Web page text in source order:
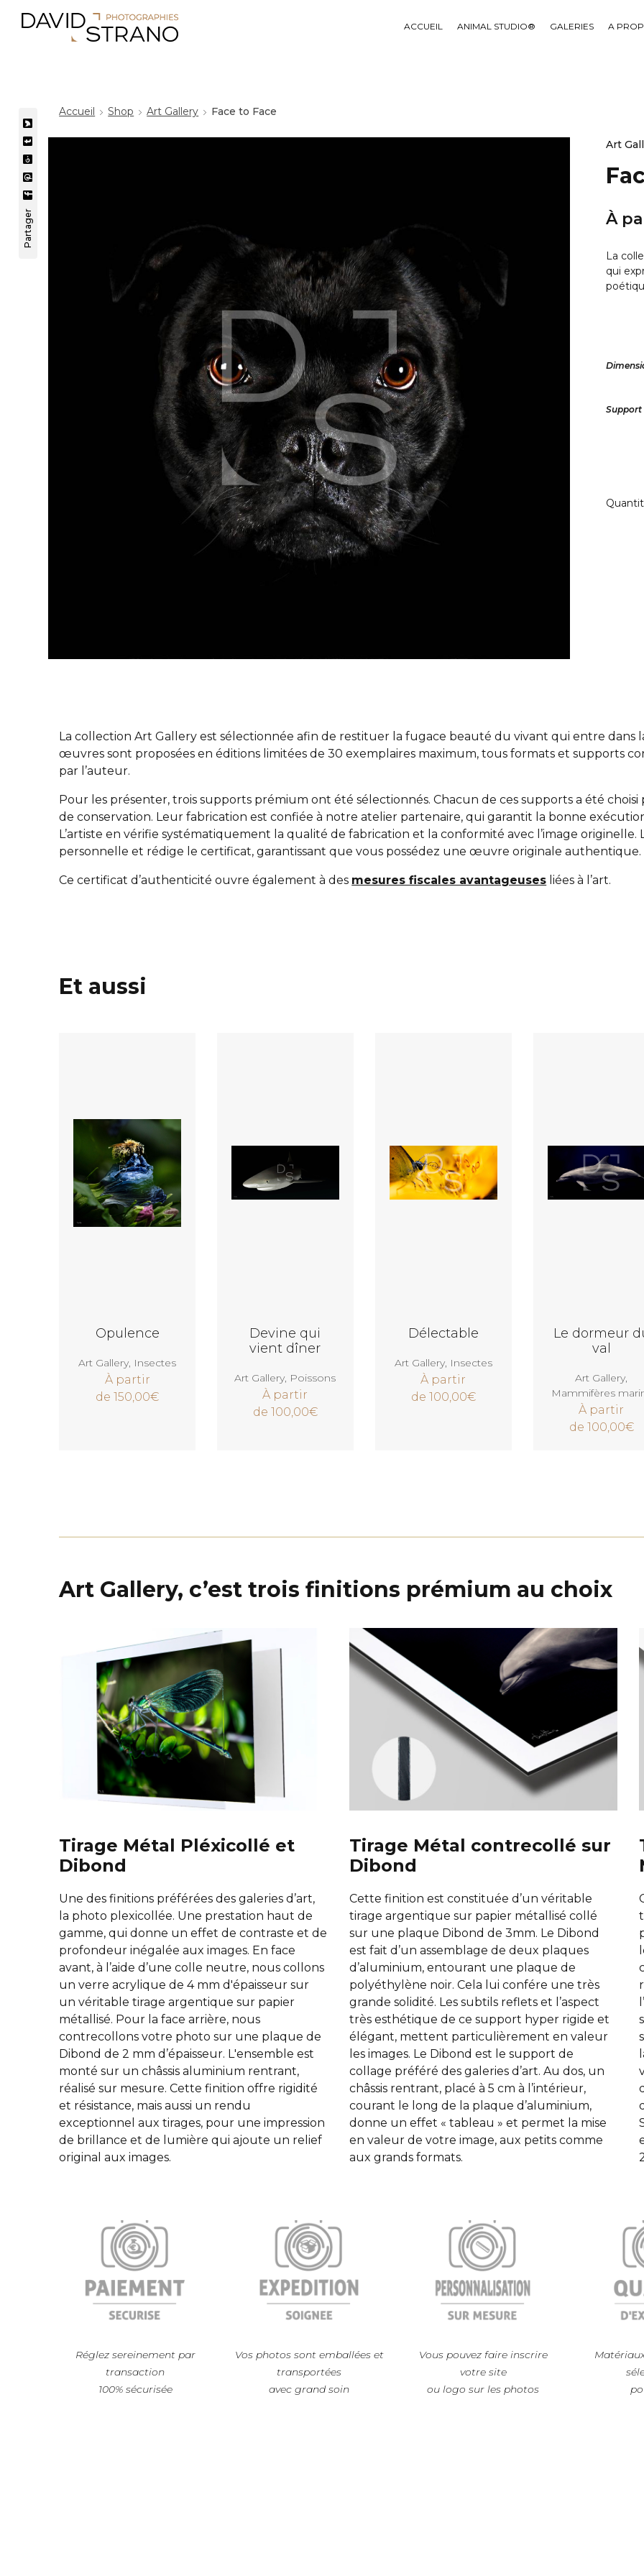
ACCUEIL ANIMAL STUDIO® GALERIES A
Partager
Accueil Shop Art Gallery Face to Face
Art
À
La
qui
Support
La collection Art Gallery est sélectionnée afin de restituer la fugace beauté du vivant qui entre dans
œuvres sont proposées en éditions limitées de 30 exemplaires maximum, tous formats et supports
par l’auteur.
Pour les présenter, trois supports prémium ont été sélectionnés. Chacun de ces supports a été
de conservation. Leur fabrication est confiée à notre atelier partenaire, qui garantit la bonne
L’artiste en vérifie systématiquement la qualité de fabrication et la conformité avec l’image
personnelle et rédige le certificat, garantissant que vous possédez une œuvre originale authentique.
Ce certificat d’authenticité ouvre également à des mesures fiscales avantageuses liées à l’art.
Et aussi
Opulence
Art Gallery, Insectes
À partir
de150,00€
Devine qui
vient dîner
Art Gallery, Poissons
À partir
de 100,00€
Délectable
Art Gallery, Insectes
À partir
de 100,00€
Le dormeur
val
Art Gallery,
Mammifères
À partir
de 100,00€
Art Gallery, c’est trois finitions prémium au choix
Tirage Métal Pléxicollé et
Dibond
Une des finitions préférées des galeries d’art,
la photo plexicollée. Une prestation haut de
gamme, qui donne un effet de contraste et de
profondeur inégalée aux images. En face
avant, à l’aide d’une colle neutre, nous collons
un verre acrylique de 4 mm d'épaisseur sur
un véritable tirage argentique sur papier
métallisé. Pour la face arrière, nous
contrecollons votre photo sur une plaque de
Dibond de 2 mm d’épaisseur. L'ensemble est
monté sur un châssis aluminium rentrant,
réalisé sur mesure. Cette finition offre rigidité
et résistance, mais aussi un rendu
exceptionnel aux tirages, pour une impression
de brillance et de lumière qui ajoute un relief
original aux images.
Tirage Métal contrecollé sur
Dibond
Cette finition est constituée d’un véritable
tirage argentique sur papier métallisé collé
sur une plaque Dibond de 3mm. Le Dibond
est fait d’un assemblage de deux plaques
d’aluminium, entourant une plaque de
polyéthylène noir. Cela lui confére une très
grande solidité. Les subtils reflets et l’aspect
très esthétique de ce support hyper rigide et
élégant, mettent particulièrement en valeur
les images. Le Dibond est le support de
collage préféré des galeries d’art. Au dos, un
châssis rentrant, placé à 5 cm à l’intérieur,
courant le long de la plaque d’aluminium,
donne un effet « tableau » et permet la mise
en valeur de votre image, aux petits comme
aux grands formats.
Réglez sereinement par
transaction
100% sécurisée
Vos photos sont emballées et
transportées
avec grand soin
Vous pouvez faire inscrire
votre site
ou logo sur les photos